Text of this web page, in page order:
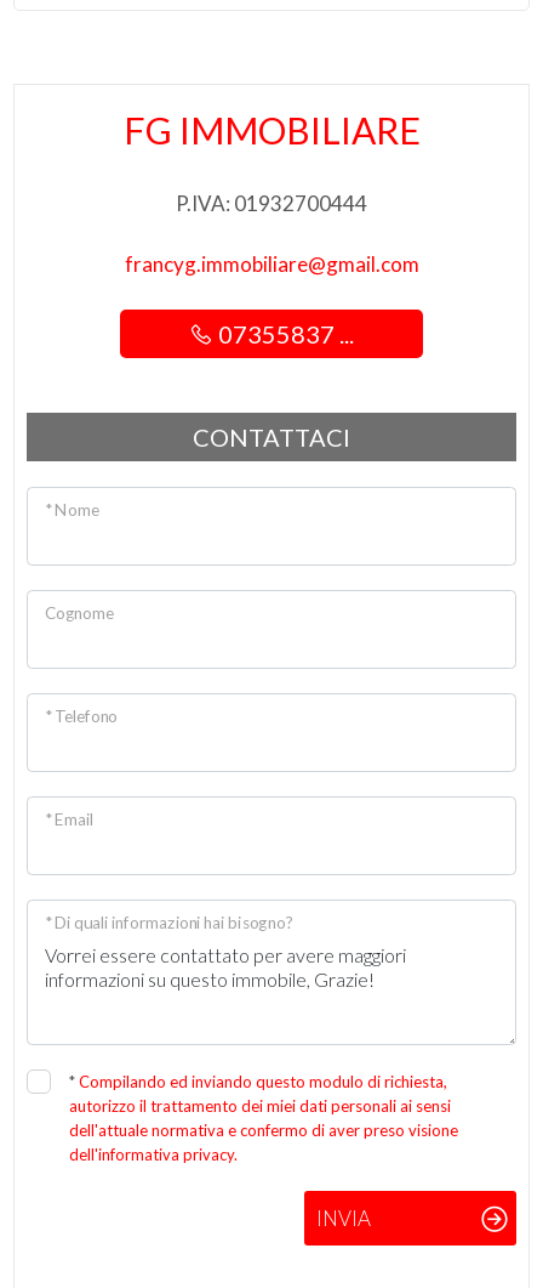
Stato attuale: Libero al rogito
FG IMMOBILIARE
P.IVA: 01932700444
francyg.immobiliare@gmail.com
07355837 ...
CONTATTACI
* Nome
Cognome
* Telefono
* Email
* Di quali informazioni hai bisogno?
*Compilando ed inviando questo modulo di richiesta,
autorizzo il trattamento dei miei dati personali ai sensi
dell'attuale normativa e confermo di aver preso visione
dell'informativa privacy.
INVIA